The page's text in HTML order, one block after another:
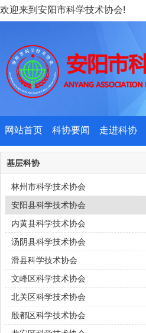
欢迎来到安阳市科学技术协会!
网站首页 科协要闻 走进科协
基层科协
林州市科学技术协会
安阳县科学技术协会
内黄县科学技术协会
汤阴县科学技术协会
滑县科学技术协会
文峰区科学技术协会
北关区科学技术协会
殷都区科学技术协会